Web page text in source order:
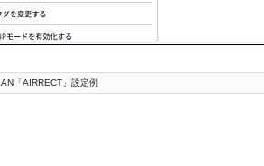
「AIRRECT」設定例